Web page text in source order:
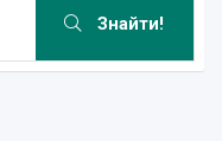
Знайти!